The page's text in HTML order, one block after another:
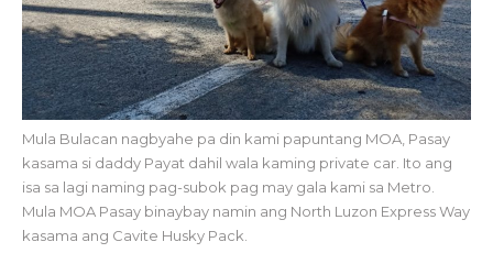
Mula Bulacan nagbyahe pa din kami papuntang MOA, Pasay
kasama si daddy Payat dahil wala kaming private car. Ito ang
isa sa lagi naming pag-subok pag may gala kami sa Metro.
Mula MOA Pasay binaybay namin ang North Luzon Express Way
kasama ang Cavite Husky Pack.